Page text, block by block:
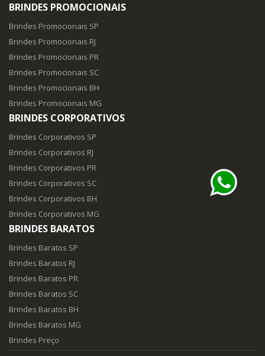
BRINDES PROMOCIONAIS
Brindes Promocionais SP
Brindes Promocionais RJ
Brindes Promocionais PR
Brindes Promocionais SC
Brindes Promocionais BH
Brindes Promocionais MG
BRINDES CORPORATIVOS
Brindes Corporativos SP
Brindes Corporativos RJ
Brindes Corporativos PR
Brindes Corporativos SC
Brindes Corporativos BH
Brindes Corporativos MG
BRINDES BARATOS
Brindes Baratos SP
Brindes Baratos RJ
Brindes Baratos PR
Brindes Baratos SC
Brindes Baratos BH
Brindes Baratos MG
Brindes Preço